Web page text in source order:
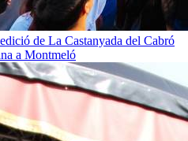
de La Castanyada del Cabró
a Montmeló